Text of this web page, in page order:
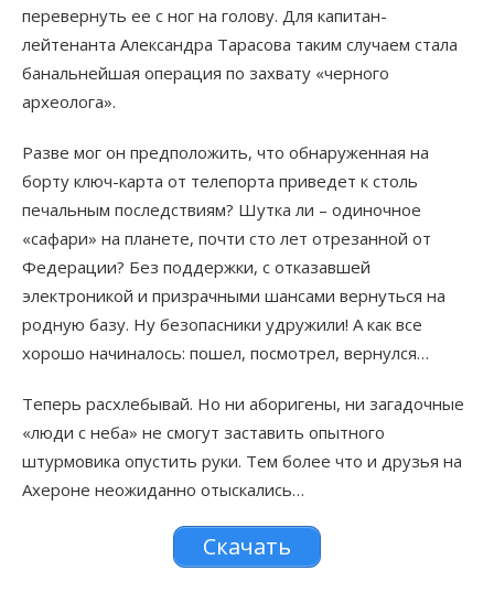
перевернуть ее с ног на голову. Для капитан-
лейтенанта Александра Тарасова таким случаем стала
банальнейшая операция по захвату «черного
археолога».
Разве мог он предположить, что обнаруженная на
борту ключ-карта от телепорта приведет к столь
печальным последствиям? Шутка ли – одиночное
«сафари» на планете, почти сто лет отрезанной от
Федерации? Без поддержки, с отказавшей
электроникой и призрачными шансами вернуться на
родную базу. Ну безопасники удружили! А как все
хорошо начиналось: пошел, посмотрел, вернулся…
Теперь расхлебывай. Но ни аборигены, ни загадочные
«люди с неба» не смогут заставить опытного
штурмовика опустить руки. Тем более что и друзья на
Ахероне неожиданно отыскались…
Скачать